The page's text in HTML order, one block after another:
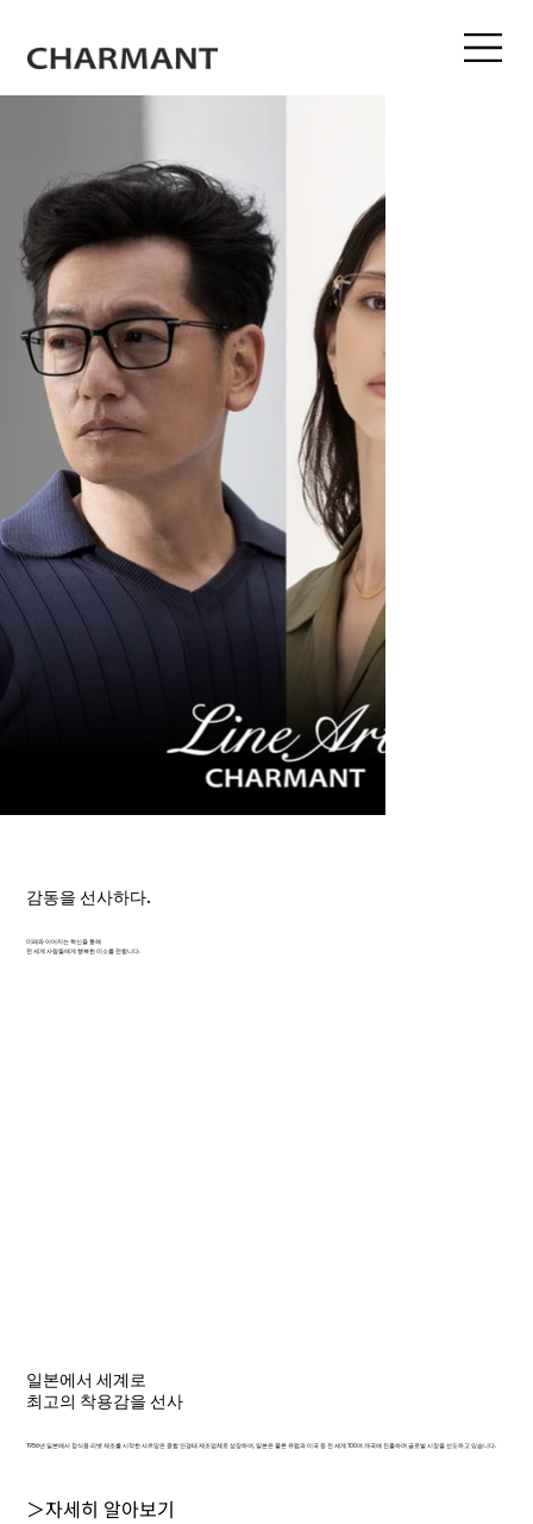
감동을 선사하다.
미래와 이어지는 혁신을 통해
전 세계 사람들에게 행복한 미소를 전합니다.
일본에서 세계로
최고의 착용감을 선사
1956년 일본에서 장식용 리벳 제조를 시작한 샤르망은 종합 안경테 제조업체로 성장하여, 일본은 물론 유럽과 미국 등 전 세계 100여 개국에 진출하며 글로벌 시장을 선도하고 있습니다.
＞자세히 알아보기